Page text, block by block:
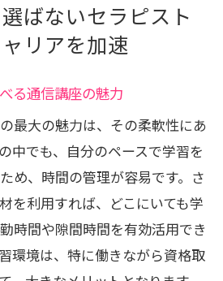
ばないセラピスト
リアを加速
る通信講座の魅力
最大の魅力は、その柔軟性にあ
中でも、自分のペースで学習を
め、時間の管理が容易です。さ
を利用すれば、どこにいても学
時間や隙間時間を有効活用でき
環境は、特に働きながら資格取